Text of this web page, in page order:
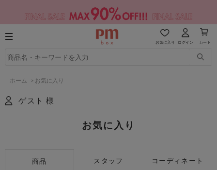
お気に入り ログイン カート
ホーム > お気に入り
ゲスト 様
お気に入り
商品 スタッフ コーディネート